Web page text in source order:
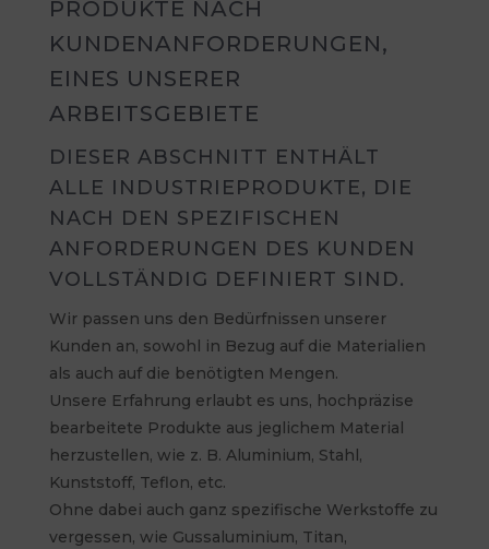
PRODUKTE NACH
KUNDENANFORDERUNGEN,
EINES UNSERER
ARBEITSGEBIETE
DIESER ABSCHNITT ENTHÄLT
ALLE INDUSTRIEPRODUKTE, DIE
NACH DEN SPEZIFISCHEN
ANFORDERUNGEN DES KUNDEN
VOLLSTÄNDIG DEFINIERT SIND.
Wir passen uns den Bedürfnissen unserer
Kunden an, sowohl in Bezug auf die Materialien
als auch auf die benötigten Mengen.
Unsere Erfahrung erlaubt es uns, hochpräzise
bearbeitete Produkte aus jeglichem Material
herzustellen, wie z. B. Aluminium, Stahl,
Kunststoff, Teflon, etc.
Ohne dabei auch ganz spezifische Werkstoffe zu
vergessen, wie Gussaluminium, Titan,